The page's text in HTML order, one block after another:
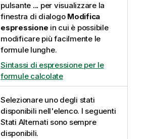
pulsante ... per visualizzare la
finestra di dialogo Modifica
espressione in cui è possibile
modificare più facilmente le
formule lunghe.
Sintassi di espressione per le
formule calcolate
Selezionare uno degli stati
disponibili nell'elenco. I seguenti
Stati Alternati sono sempre
disponibili.